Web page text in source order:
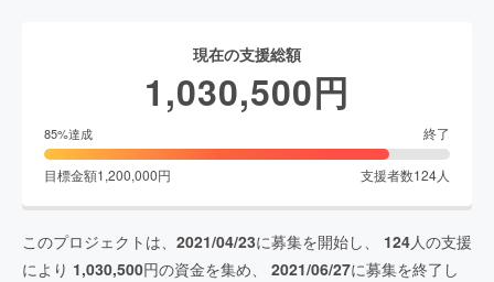
現在の支援総額
1,030,500円
85%達成 終了
目標金額1,200,000円 支援者数124人
このプロジェクトは、 2021/04/23に募集を開始し、 124人の支援
により 1,030,500円の資金を集め、 2021/06/27に募集を終了し